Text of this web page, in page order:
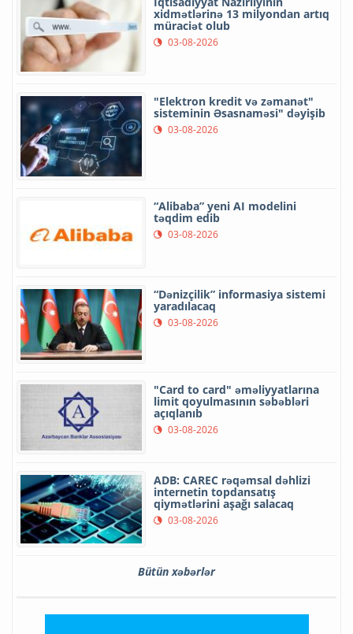
xidmətlərinə 13 milyondan artıq
müraciət olub
03-08-2026
"Elektron kredit və zəmanət"
sisteminin Əsasnaməsi" dəyişib
03-08-2026
“Alibaba” yeni AI modelini
təqdim edib
03-08-2026
“Dənizçilik” informasiya sistemi
yaradılacaq
03-08-2026
"Card to card" əməliyyatlarına
limit qoyulmasının səbəbləri
açıqlanıb
03-08-2026
ADB: CAREC rəqəmsal dəhlizi
internetin topdansatış
qiymətlərini aşağı salacaq
03-08-2026
Bütün xəbərlər